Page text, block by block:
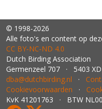
© 1998-2026
Alle foto's en content op
CC BY‑NC‑ND 4.0
Dutch Birding Association
Germenzeel 707 · 5403
dba@dutchbirding.nl ·
Cookievoorwaarden ·
KvK 41201763 · BTW